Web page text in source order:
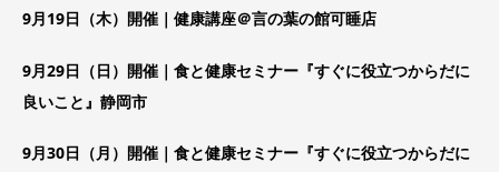
9月19日（木）開催｜健康講座＠言の葉の館可睡店
9月29日（日）開催｜食と健康セミナー『すぐに役立つからだに
良いこと』静岡市
9月30日（月）開催｜食と健康セミナー『すぐに役立つからだに